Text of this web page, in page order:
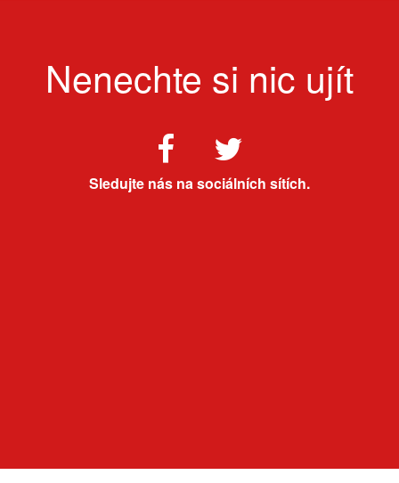
Nenechte si nic ujít
Sledujte nás na sociálních sítích.